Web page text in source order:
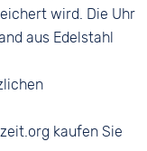
wird. Die Uhr
aus Edelstahl
kaufen Sie